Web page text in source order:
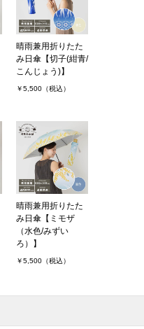
晴雨兼用折りたた
み日傘【切子(紺青/
こんじょう)】
￥5,500（税込）
晴雨兼用折りたた
み日傘【ミモザ
（水色/みずい
ろ）】
￥5,500（税込）